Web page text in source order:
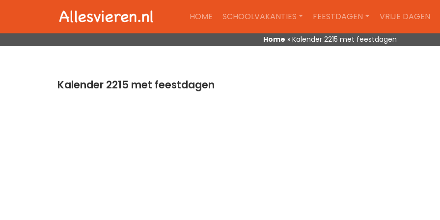
HOME SCHOOLVAKANTIES FEESTDAGEN VRIJE DAGEN
Home » Kalender 2215 met feestdagen
Kalender 2215 met feestdagen